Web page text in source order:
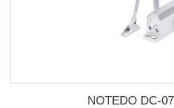
NOTEDO DC-